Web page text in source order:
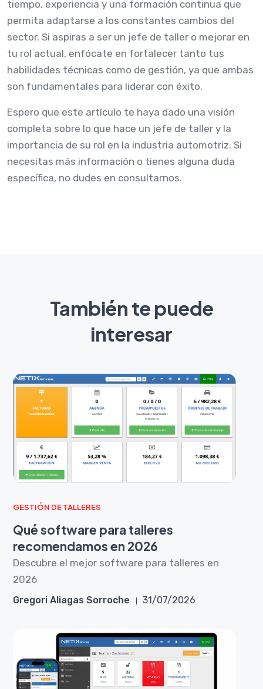
tiempo, experiencia y una formación continua que
permita adaptarse a los constantes cambios del
sector. Si aspiras a ser un jefe de taller o mejorar en
tu rol actual, enfócate en fortalecer tanto tus
habilidades técnicas como de gestión, ya que ambas
son fundamentales para liderar con éxito.
Espero que este artículo te haya dado una visión
completa sobre lo que hace un jefe de taller y la
importancia de su rol en la industria automotriz. Si
necesitas más información o tienes alguna duda
específica, no dudes en consultarnos.
También te puede
interesar
GESTIÓN DE TALLERES
Qué software para talleres
recomendamos en 2026
Descubre el mejor software para talleres en
2026
Gregori Aliagas Sorroche 31/07/2026